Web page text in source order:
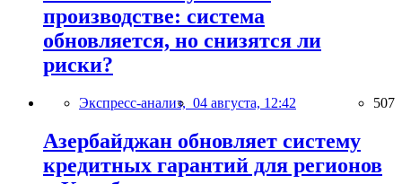
производстве: система
обновляется, но снизятся ли
риски?
Экспресс-анализ, 04 августа, 12:42 507
Азербайджан обновляет систему
кредитных гарантий для регионов